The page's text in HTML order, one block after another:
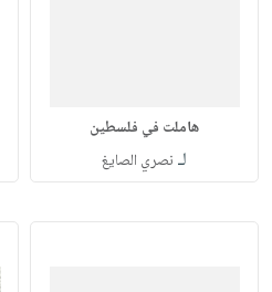
هاملت في فلسطين
لـ نصري الصايغ